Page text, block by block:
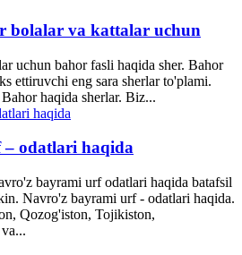
bolalar va kattalar uchun
uchun bahor fasli haqida sher. Bahor
ettiruvchi eng sara sherlar to'plami.
haqida sherlar. Biz...
– odatlari haqida
bayrami urf odatlari haqida batafsil
Navro'z bayrami urf - odatlari haqida.
Qozog'iston, Tojikiston,